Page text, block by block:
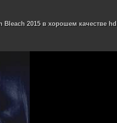
2015 в хорошем качестве hd